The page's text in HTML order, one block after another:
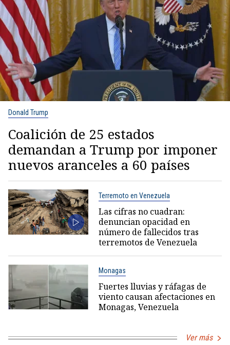
Donald Trump
Coalición de 25 estados
demandan a Trump por imponer
nuevos aranceles a 60 países
Terremoto en Venezuela
Las cifras no cuadran:
denuncian opacidad en
número de fallecidos tras
terremotos de Venezuela
Monagas
Fuertes lluvias y ráfagas de
viento causan afectaciones en
Monagas, Venezuela
Ver más